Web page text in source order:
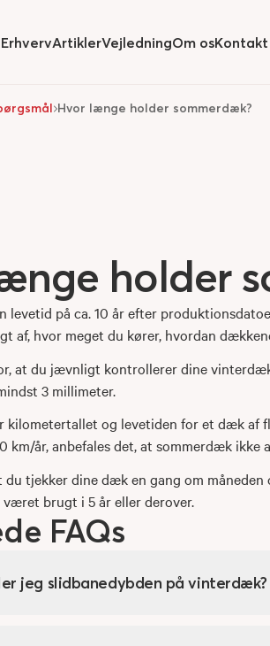
Hide submenu for
Erhverv
Hidesubmenu for
ArtiklerVejledning
Hidesubmenu
Om osKontakt
Hvor længe holder sommerdæk?
holder
levetid på ca. 10 år efter
af, hvor meget du kører, hvordan
at du jævnligt kontrollerer dine
3 millimeter.
kilometertallet og levetiden for et dæk af
km/år, anbefales det, at sommerdæk ikke
du tjekker dine dæk en gang om
brugt i 5 år eller derover.
FAQs
jeg slidbanedybden på vinterdæk?